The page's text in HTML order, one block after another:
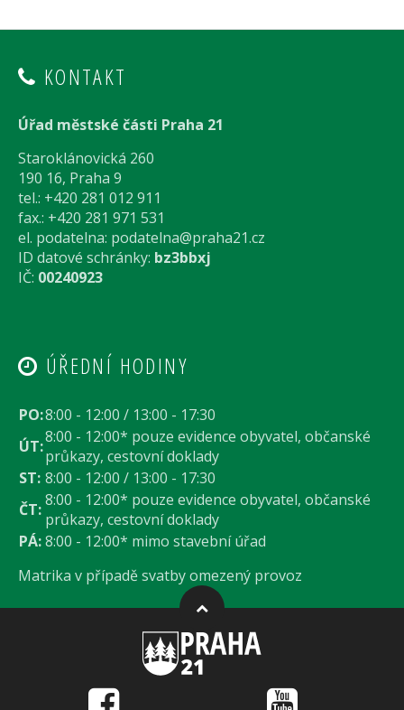
KONTAKT
Úřad městské části Praha 21
Staroklánovická 260
190 16, Praha 9
tel.: +420 281 012 911
fax.: +420 281 971 531
el. podatelna: podatelna@praha21.cz
ID datové schránky: bz3bbxj
IČ: 00240923
ÚŘEDNÍ HODINY
PO:8:00 - 12:00 / 13:00 - 17:30
ÚT:8:00 - 12:00* pouze evidence obyvatel, občanské
průkazy, cestovní doklady
ST: 8:00 - 12:00 / 13:00 - 17:30
ČT:8:00 - 12:00* pouze evidence obyvatel, občanské
průkazy, cestovní doklady
PÁ:8:00 - 12:00* mimo stavební úřad
Matrika v případě svatby omezený provoz